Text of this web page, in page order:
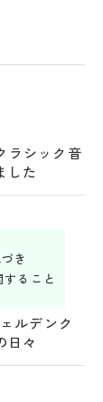
ラシック音
した
き
ること
ルデンク
日々